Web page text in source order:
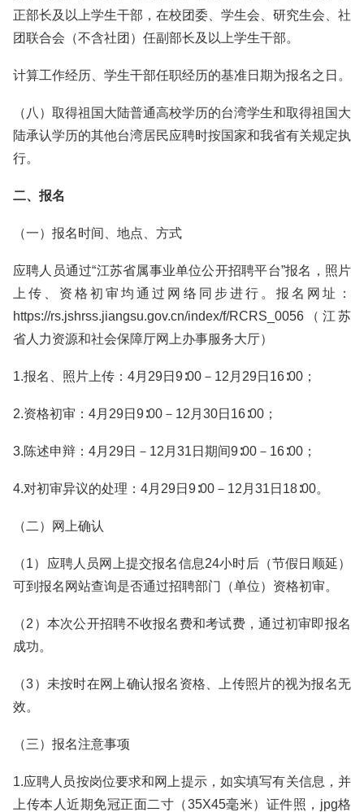
正部长及以上学生干部，在校团委、学生会、研究生会、社
团联合会（不含社团）任副部长及以上学生干部。
计算工作经历、学生干部任职经历的基准日期为报名之日。
（八）取得祖国大陆普通高校学历的台湾学生和取得祖国大
陆承认学历的其他台湾居民应聘时按国家和我省有关规定执
行。
二、报名
（一）报名时间、地点、方式
应聘人员通过“江苏省属事业单位公开招聘平台”报名，照片
上传、资格初审均通过网络同步进行。报名网址：
https://rs.jshrss.jiangsu.gov.cn/index/f/RCRS_0056（江苏
省人力资源和社会保障厅网上办事服务大厅）
1.报名、照片上传：4月29日9∶00－12月29日16∶00；
2.资格初审：4月29日9∶00－12月30日16∶00；
3.陈述申辩：4月29日－12月31日期间9∶00－16∶00；
4.对初审异议的处理：4月29日9∶00－12月31日18∶00。
（二）网上确认
（1）应聘人员网上提交报名信息24小时后（节假日顺延）
可到报名网站查询是否通过招聘部门（单位）资格初审。
（2）本次公开招聘不收报名费和考试费，通过初审即报名
成功。
（3）未按时在网上确认报名资格、上传照片的视为报名无
效。
（三）报名注意事项
1.应聘人员按岗位要求和网上提示，如实填写有关信息，并
上传本人近期免冠正面二寸（35X45毫米）证件照，jpg格